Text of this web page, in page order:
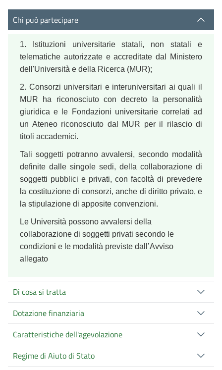
Chi può partecipare
1. Istituzioni universitarie statali, non statali e
telematiche autorizzate e accreditate dal Ministero
dell'Università e della Ricerca (MUR);
2. Consorzi universitari e interuniversitari ai quali il
MUR ha riconosciuto con decreto la personalità
giuridica e le Fondazioni universitarie correlati ad
un Ateneo riconosciuto dal MUR per il rilascio di
titoli accademici.
Tali soggetti potranno avvalersi, secondo modalità
definite dalle singole sedi, della collaborazione di
soggetti pubblici e privati, con facoltà di prevedere
la costituzione di consorzi, anche di diritto privato, e
la stipulazione di apposite convenzioni.
Le Università possono avvalersi della
collaborazione di soggetti privati secondo le
condizioni e le modalità previste dall’Avviso
allegato
Di cosa si tratta
Dotazione finanziaria
Caratteristiche dell'agevolazione
Regime di Aiuto di Stato